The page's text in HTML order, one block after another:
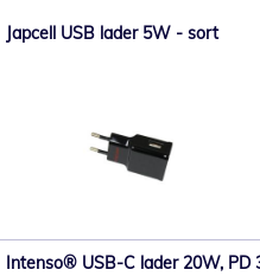
Japcell USB lader 5W - sort
Intenso® USB-C lader 20W, PD